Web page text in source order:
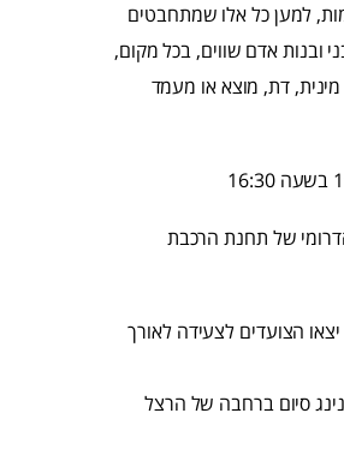
למען כל אלו שמתחבטים
ובנות אדם שווים, בכל מקום,
דת, מוצא או מעמד
של תחנת הרכבת
יבשעה 18:00 יצאו הצועדים לצעידה לאורך
הפנינג סיום ברחבה של הרצל